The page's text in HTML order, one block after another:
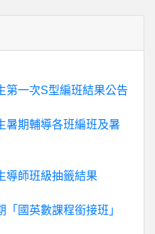
第一次S型編班結果公告
暑期輔導各班編班及暑
導師班級抽籤結果
國英數課程銜接班」